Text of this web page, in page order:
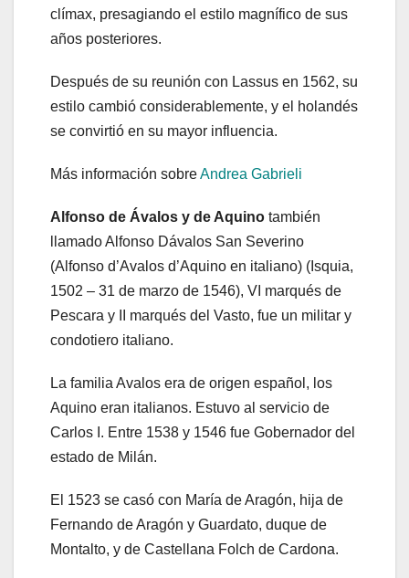
clímax, presagiando el estilo magnífico de sus
años posteriores.
Después de su reunión con Lassus en 1562, su
estilo cambió considerablemente, y el holandés
se convirtió en su mayor influencia.
Más información sobreAndrea Gabrieli
Alfonso de Ávalos y de Aquino también
llamado Alfonso Dávalos San Severino
(Alfonso d’Avalos d’Aquino en italiano) (Isquia,
1502 – 31 de marzo de 1546), VI marqués de
Pescara y II marqués del Vasto, fue un militar y
condotiero italiano.
La familia Avalos era de origen español, los
Aquino eran italianos. Estuvo al servicio de
Carlos I. Entre 1538 y 1546 fue Gobernador del
estado de Milán.
El 1523 se casó con María de Aragón, hija de
Fernando de Aragón y Guardato, duque de
Montalto, y de Castellana Folch de Cardona.